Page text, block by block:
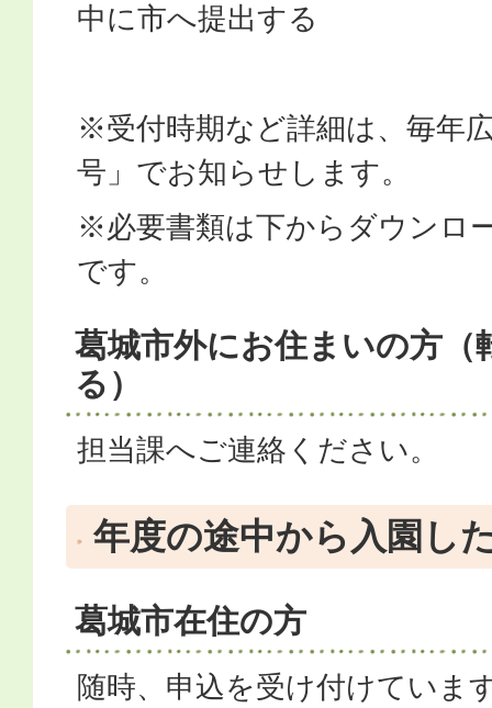
中に市へ提出する
※受付時期など詳細は、毎年
号」でお知らせします。
※必要書類は下からダウンロ
です。
葛城市外にお住まいの方（
る）
担当課へご連絡ください。
年度の途中から入園し
葛城市在住の方
随時、申込を受け付けていま